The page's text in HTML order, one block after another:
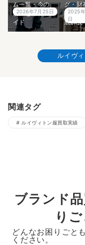
ム一覧・今の
価値を徹底ガ
イド
2026年7月25日
グ・財
定アイ
底解説
2025
日
ルイヴ
関連タグ
ルイヴィトン服買取実績
ブランド
り
どんなお困りごと
ください。